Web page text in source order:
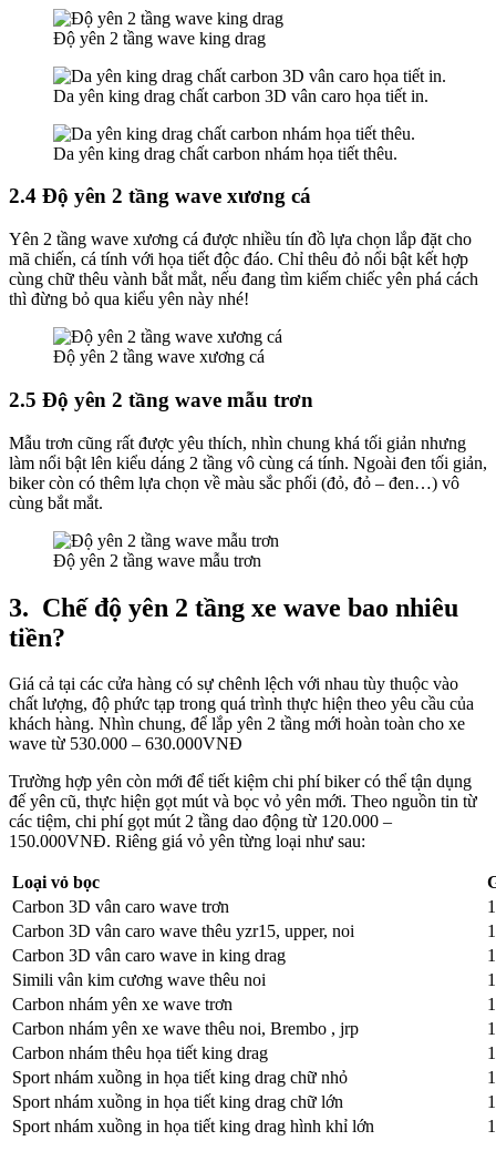
Độ yên 2 tầng wave king drag
Da yên king drag chất carbon 3D vân caro họa tiết in.
Da yên king drag chất carbon nhám họa tiết thêu.
2.4 Độ yên 2 tầng wave xương cá
Yên 2 tầng wave xương cá được nhiều tín đồ lựa chọn lắp đặt cho
mã chiến, cá tính với họa tiết độc đáo. Chỉ thêu đỏ nổi bật kết hợp
cùng chữ thêu vành bắt mắt, nếu đang tìm kiếm chiếc yên phá cách
thì đừng bỏ qua kiểu yên này nhé!
Độ yên 2 tầng wave xương cá
2.5 Độ yên 2 tầng wave mẫu trơn
Mẫu trơn cũng rất được yêu thích, nhìn chung khá tối giản nhưng
làm nổi bật lên kiểu dáng 2 tầng vô cùng cá tính. Ngoài đen tối giản,
biker còn có thêm lựa chọn về màu sắc phối (đỏ, đỏ – đen…) vô
cùng bắt mắt.
Độ yên 2 tầng wave mẫu trơn
3. Chế độ yên 2 tầng xe wave bao nhiêu
tiền?
Giá cả tại các cửa hàng có sự chênh lệch với nhau tùy thuộc vào
chất lượng, độ phức tạp trong quá trình thực hiện theo yêu cầu của
khách hàng. Nhìn chung, để lắp yên 2 tầng mới hoàn toàn cho xe
wave từ 530.000 – 630.000VNĐ
Trường hợp yên còn mới để tiết kiệm chi phí biker có thể tận dụng
đế yên cũ, thực hiện gọt mút và bọc vỏ yên mới. Theo nguồn tin từ
các tiệm, chi phí gọt mút 2 tầng dao động từ 120.000 –
150.000VNĐ. Riêng giá vỏ yên từng loại như sau:
Loại vỏ bọc
Carbon 3D vân caro wave trơn
Carbon 3D vân caro wave thêu yzr15, upper, noi
Carbon 3D vân caro wave in king drag
Simili vân kim cương wave thêu noi
Carbon nhám yên xe wave trơn
Carbon nhám yên xe wave thêu noi, Brembo , jrp
Carbon nhám thêu họa tiết king drag
Sport nhám xuồng in họa tiết king drag chữ nhỏ
Sport nhám xuồng in họa tiết king drag chữ lớn
Sport nhám xuồng in họa tiết king drag hình khỉ lớn